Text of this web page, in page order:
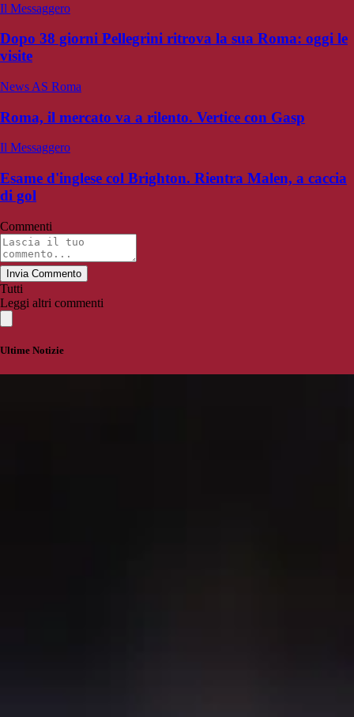
Il Messaggero
Dopo 38 giorni Pellegrini ritrova la sua Roma: oggi le
visite
News AS Roma
Roma, il mercato va a rilento. Vertice con Gasp
Il Messaggero
Esame d'inglese col Brighton. Rientra Malen, a caccia
di gol
Commenti
Invia Commento
Tutti
Leggi altri commenti
Ultime Notizie